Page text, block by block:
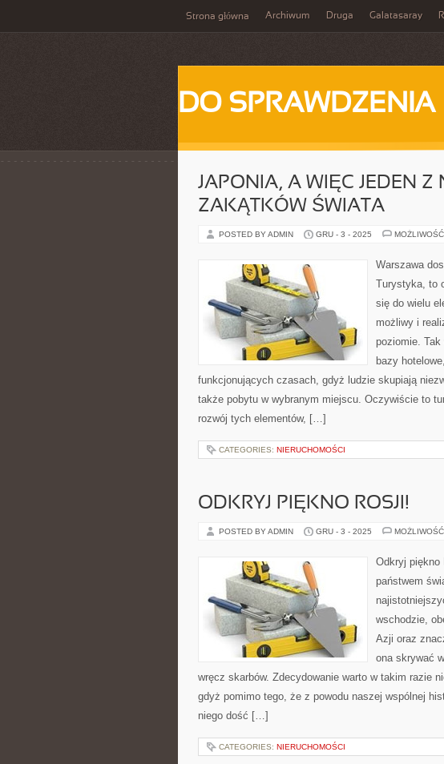
Strona główna Archiwum Druga Galatasaray
DO SPRAWDZENIA
JAPONIA, A WIĘC JEDEN Z
ZAKĄTKÓW ŚWIATA
POSTED BY ADMIN GRU - 3 - 2025
Warszawa
Turystyka, to
się do wielu
możliwy i
poziomie.
bazy
funkcjonujących czasach, gdyż ludzie skupiają
także pobytu w wybranym miejscu. Oczywiście to
rozwój tych elementów, […]
CATEGORIES: NIERUCHOMOŚCI
ODKRYJ PIĘKNO ROSJI!
POSTED BY ADMIN GRU - 3 - 2025
Odkryj piękno
państwem
wschodzie,
Azji oraz
ona skrywać
wręcz skarbów. Zdecydowanie warto w takim razie
gdyż pomimo tego, że z powodu naszej wspólnej
niego dość […]
CATEGORIES: NIERUCHOMOŚCI